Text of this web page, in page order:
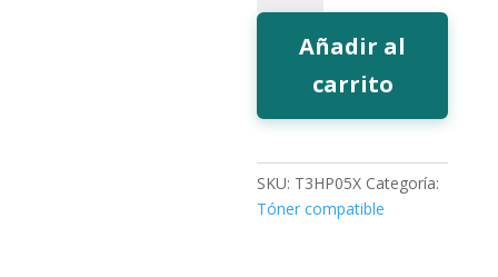
05X
Añadir al
carrito
SKU: T3HP05X Categoría:
Tóner compatible